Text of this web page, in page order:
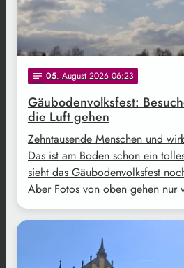
notes 05. August 2026 06:23
Gäubodenvolksfest:
die Luft gehen
Zehntausende Menschen und
Das ist am Boden schon ein
sieht das Gäubodenvolksfest
Aber Fotos von oben gehen nur